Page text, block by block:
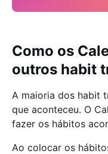
Como os
outros habit
A maioria dos habit
que aconteceu. O
fazer os hábitos
Ao colocar os